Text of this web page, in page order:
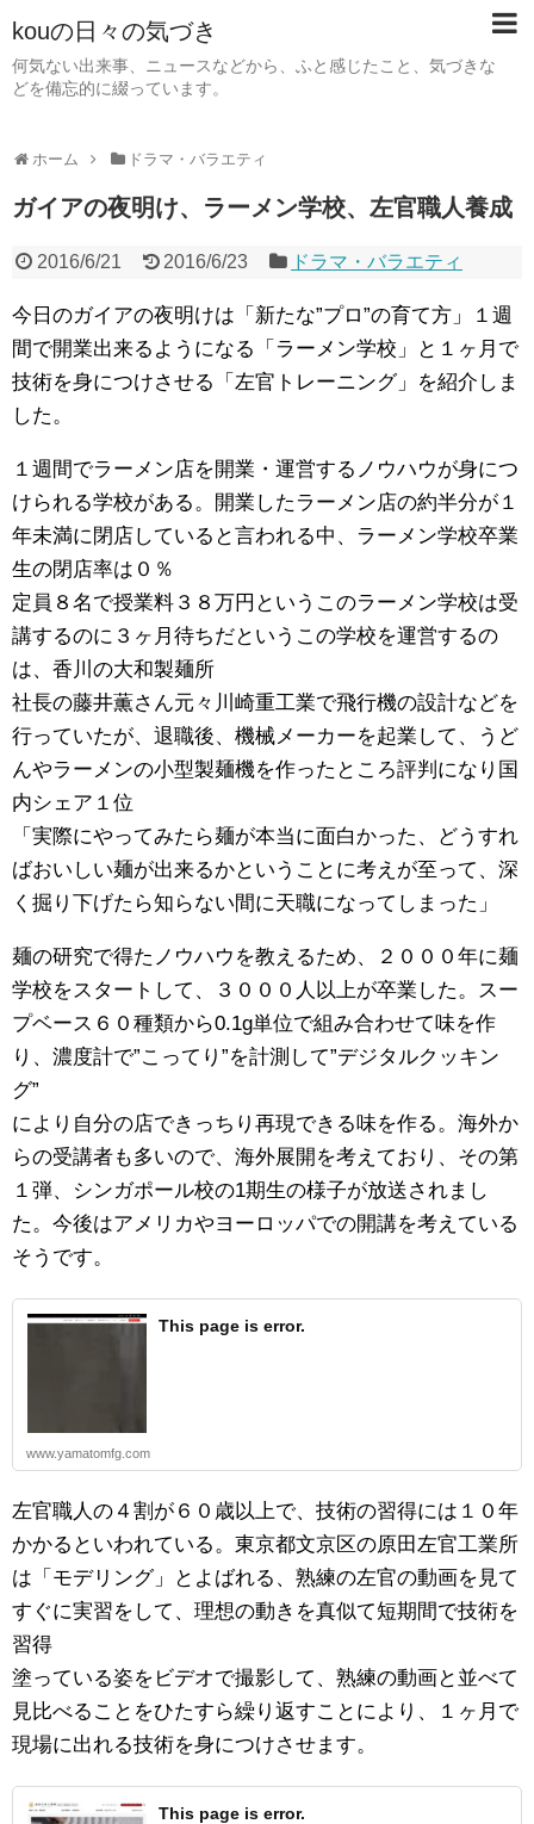
kouの日々の気づき
何気ない出来事、ニュースなどから、ふと感じたこと、気づきな
どを備忘的に綴っています。
ホーム ドラマ・バラエティ
ガイアの夜明け、ラーメン学校、左官職人養成
2016/6/21 2016/6/23 ドラマ・バラエティ
今日のガイアの夜明けは「新たな”プロ”の育て方」１週
間で開業出来るようになる「ラーメン学校」と１ヶ月で
技術を身につけさせる「左官トレーニング」を紹介しま
した。
１週間でラーメン店を開業・運営するノウハウが身につ
けられる学校がある。開業したラーメン店の約半分が１
年未満に閉店していると言われる中、ラーメン学校卒業
生の閉店率は０％
定員８名で授業料３８万円というこのラーメン学校は受
講するのに３ヶ月待ちだというこの学校を運営するの
は、香川の大和製麺所
社長の藤井薫さん元々川崎重工業で飛行機の設計などを
行っていたが、退職後、機械メーカーを起業して、うど
んやラーメンの小型製麺機を作ったところ評判になり国
内シェア１位
「実際にやってみたら麺が本当に面白かった、どうすれ
ばおいしい麺が出来るかということに考えが至って、深
く掘り下げたら知らない間に天職になってしまった」
麺の研究で得たノウハウを教えるため、２０００年に麺
学校をスタートして、３０００人以上が卒業した。スー
プベース６０種類から0.1g単位で組み合わせて味を作
り、濃度計で”こってり”を計測して”デジタルクッキン
グ”
により自分の店できっちり再現できる味を作る。海外か
らの受講者も多いので、海外展開を考えており、その第
１弾、シンガポール校の1期生の様子が放送されまし
た。今後はアメリカやヨーロッパでの開講を考えている
そうです。
This page is error.
www.yamatomfg.com
左官職人の４割が６０歳以上で、技術の習得には１０年
かかるといわれている。東京都文京区の原田左官工業所
は「モデリング」とよばれる、熟練の左官の動画を見て
すぐに実習をして、理想の動きを真似て短期間で技術を
習得
塗っている姿をビデオで撮影して、熟練の動画と並べて
見比べることをひたすら繰り返すことにより、１ヶ月で
現場に出れる技術を身につけさせます。
This page is error.